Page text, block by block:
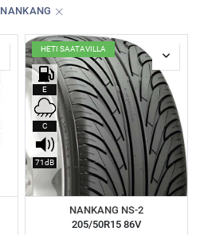
NANKANG
HETI SAATAVILLA
E
C
71dB
NANKANG NS-2
205/50R15 86V